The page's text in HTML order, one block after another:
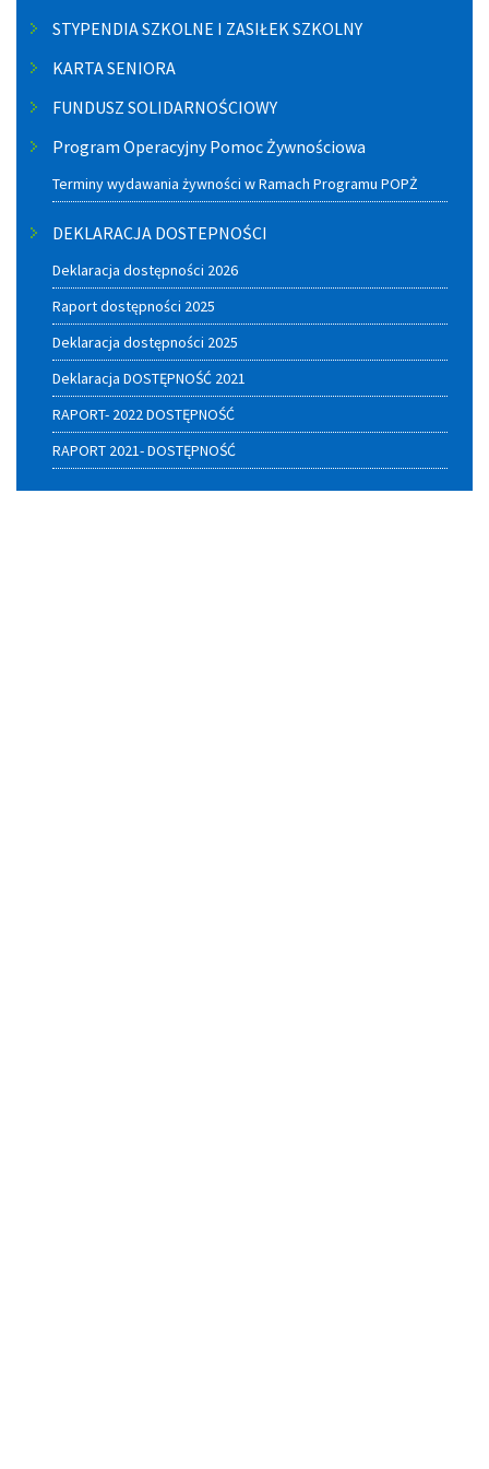
STYPENDIA SZKOLNE I ZASIŁEK SZKOLNY
KARTA SENIORA
FUNDUSZ SOLIDARNOŚCIOWY
Program Operacyjny Pomoc Żywnościowa
Terminy wydawania żywności w Ramach Programu POPŻ
DEKLARACJA DOSTEPNOŚCI
Deklaracja dostępności 2026
Raport dostępności 2025
Deklaracja dostępności 2025
Deklaracja DOSTĘPNOŚĆ 2021
RAPORT- 2022 DOSTĘPNOŚĆ
RAPORT 2021- DOSTĘPNOŚĆ